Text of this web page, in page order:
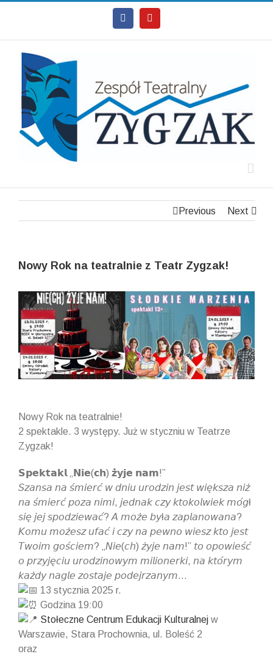
Facebook
Previous Next
Nowy Rok na teatralnie z Teatr Zygzak!
View
Larger
Image
Nowy Rok na teatralnie!
2 spektakle. 3 występy. Już w styczniu w Teatrze
Zygzak!
𝗦𝗽𝗲𝗸𝘁𝗮𝗸𝗹 „𝗡𝗶𝗲(𝗰𝗵) 𝘇̇𝘆𝗷𝗲 𝗻𝗮𝗺!”
𝘚𝘻𝘢𝘯𝘴𝘢 𝘯𝘢 𝘴́𝘮𝘪𝘦𝘳𝘤́ 𝘸 𝘥𝘯𝘪𝘶 𝘶𝘳𝘰𝘥𝘻𝘪𝘯 𝘫𝘦𝘴𝘵 𝘸𝘪𝘦̨𝘬𝘴𝘻𝘢 𝘯𝘪𝘻̇
𝘯𝘢 𝘴́𝘮𝘪𝘦𝘳𝘤́ 𝘱𝘰𝘻𝘢 𝘯𝘪𝘮𝘪, 𝘫𝘦𝘥𝘯𝘢𝘬 𝘤𝘻𝘺 𝘬𝘵𝘰𝘬𝘰𝘭𝘸𝘪𝘦𝘬 𝘮𝘰́𝘨ł
𝘴𝘪𝘦̨ 𝘫𝘦𝘫 𝘴𝘱𝘰𝘥𝘻𝘪𝘦𝘸𝘢𝘤́? 𝘈 𝘮𝘰𝘻̇𝘦 𝘣𝘺ł𝘢 𝘻𝘢𝘱𝘭𝘢𝘯𝘰𝘸𝘢𝘯𝘢?
𝘒𝘰𝘮𝘶 𝘮𝘰𝘻̇𝘦𝘴𝘻 𝘶𝘧𝘢𝘤́ 𝘪 𝘤𝘻𝘺 𝘯𝘢 𝘱𝘦𝘸𝘯𝘰 𝘸𝘪𝘦𝘴𝘻 𝘬𝘵𝘰 𝘫𝘦𝘴𝘵
𝘛𝘸𝘰𝘪𝘮 𝘨𝘰𝘴́𝘤𝘪𝘦𝘮? „𝘕𝘪𝘦(𝘤𝘩) 𝘻̇𝘺𝘫𝘦 𝘯𝘢𝘮!” 𝘵𝘰 𝘰𝘱𝘰𝘸𝘪𝘦𝘴́𝘤́
𝘰 𝘱𝘳𝘻𝘺𝘫𝘦̨𝘤𝘪𝘶 𝘶𝘳𝘰𝘥𝘻𝘪𝘯𝘰𝘸𝘺𝘮 𝘮𝘪𝘭𝘪𝘰𝘯𝘦𝘳𝘬𝘪, 𝘯𝘢 𝘬𝘵𝘰́𝘳𝘺𝘮
𝘬𝘢𝘻̇𝘥𝘺 𝘯𝘢𝘨𝘭𝘦 𝘻𝘰𝘴𝘵𝘢𝘫𝘦 𝘱𝘰𝘥𝘦𝘫𝘳𝘻𝘢𝘯𝘺𝘮…
13 stycznia 2025 r.
Godzina 19:00
Stołeczne Centrum Edukacji Kulturalnej w
Warszawie, Stara Prochownia, ul. Boleść 2
oraz